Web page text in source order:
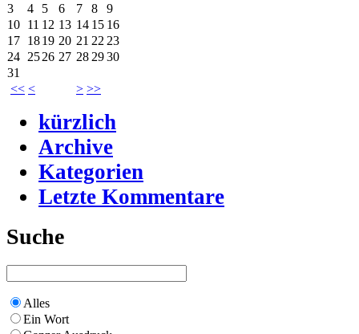
<< < > >>
3
4 5 6 7 8
9
10 11 12 13 14 15 16
17 1819 20 21 22 23
24 2526 27 28 2930
31
kürzlich
Archive
Kategorien
Letzte Kommentare
Suche
Alles
Ein Wort